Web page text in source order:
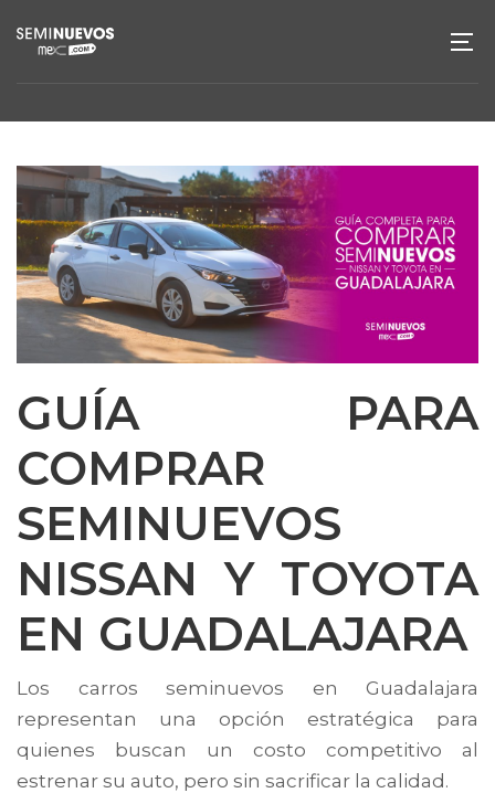
GUÍA PARA
COMPRAR
SEMINUEVOS
NISSAN Y TOYOTA
EN GUADALAJARA
Los carros seminuevos en Guadalajara
representan una opción estratégica para
quienes buscan un costo competitivo al
estrenar su auto, pero sin sacrificar la calidad.